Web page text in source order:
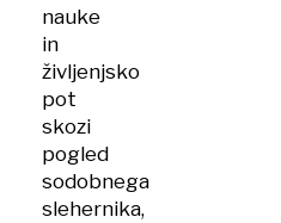
nauke
in
življenjsko
pot
skozi
pogled
sodobnega
slehernika,